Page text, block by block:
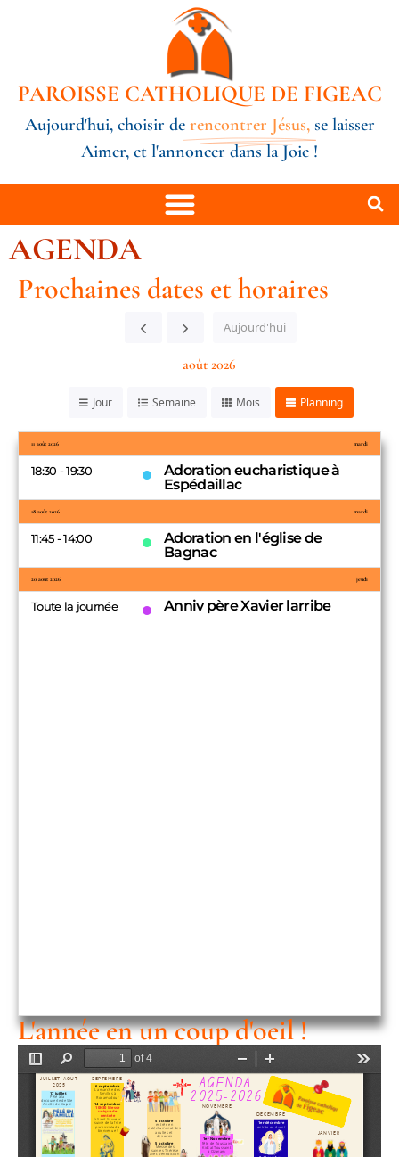
PAROISSE CATHOLIQUE DE FIGEAC
Aujourd'hui, choisir de rencontrer Jésus, se laisser
Aimer, et l'annoncer dans la Joie !
AGENDA
Prochaines dates et horaires
Aujourd'hui
août 2026
Jour Semaine Mois Planning
11 août 2026 mardi
18:30 - 19:30
Adoration eucharistique à
Espédaillac
18 août 2026 mardi
11:45 - 14:00
Adoration en l'église de
Bagnac
20 août 2026 jeudi
Toute la journée Anniv père Xavier larribe
L'année en un coup d'oeil !